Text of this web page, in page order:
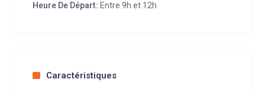
Heure De Départ: Entre 9h et 12h
Caractéristiques